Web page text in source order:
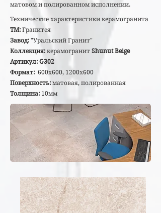
матовом и полированном исполнении.
Технические характеристики керамогранита
ТМ: Гранитея
Завод: "Уральский Гранит"
Коллекция: керамогранит Shunut Beige
Артикул: G302
Формат: 600х600, 1200х600
Поверхность: матовая, полированная
Толщина: 10мм